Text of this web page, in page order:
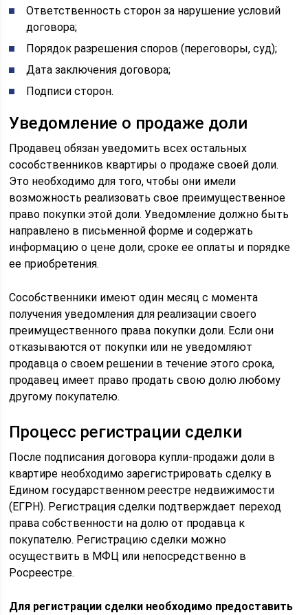
Ответственность сторон за нарушение условий
договора;
Порядок разрешения споров (переговоры, суд);
Дата заключения договора;
Подписи сторон.
Уведомление о продаже доли
Продавец обязан уведомить всех остальных
сособственников квартиры о продаже своей доли.
Это необходимо для того, чтобы они имели
возможность реализовать свое преимущественное
право покупки этой доли. Уведомление должно быть
направлено в письменной форме и содержать
информацию о цене доли, сроке ее оплаты и порядке
ее приобретения.
Сособственники имеют один месяц с момента
получения уведомления для реализации своего
преимущественного права покупки доли. Если они
отказываются от покупки или не уведомляют
продавца о своем решении в течение этого срока,
продавец имеет право продать свою долю любому
другому покупателю.
Процесс регистрации сделки
После подписания договора купли-продажи доли в
квартире необходимо зарегистрировать сделку в
Едином государственном реестре недвижимости
(ЕГРН). Регистрация сделки подтверждает переход
права собственности на долю от продавца к
покупателю. Регистрацию сделки можно
осуществить в МФЦ или непосредственно в
Росреестре.
Для регистрации сделки необходимо предоставить